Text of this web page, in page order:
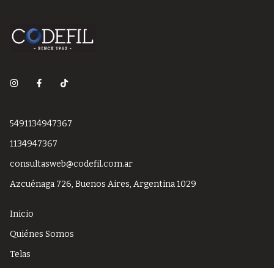
5491134947367
1134947367
consultasweb@codefil.com.ar
Azcuénaga 726, Buenos Aires, Argentina 1029
Inicio
Quiénes Somos
Telas